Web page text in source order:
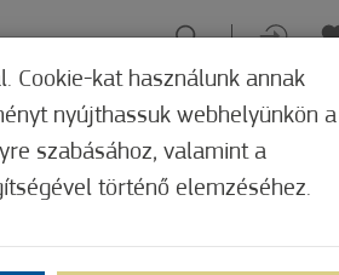
GYÓGYHELY MERRE, MIVEL
Cookie-kat használunk annak
nyújthassuk webhelyünkön a
szabásához, valamint a
történő elemzéséhez.